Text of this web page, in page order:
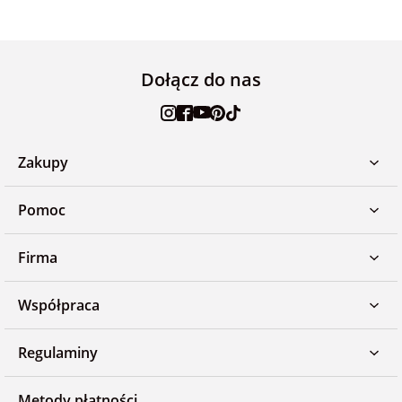
Dołącz do nas
Zakupy
Pomoc
Firma
Współpraca
Regulaminy